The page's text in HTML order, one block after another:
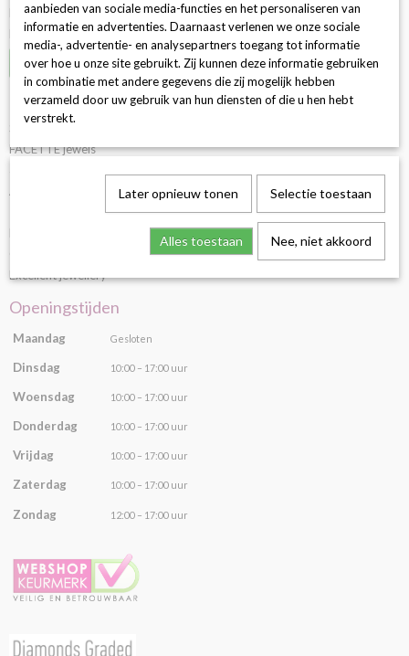
Privacy & cookies
Disclaimer
Herroeping
Categorieën
Sieraden
FACETTE jewels
Afspraak maken
Excellent jewellery
Openingstijden
Maandag Gesloten
Dinsdag 10:00 – 17:00 uur
Woensdag 10:00 – 17:00 uur
Donderdag 10:00 – 17:00 uur
Vrijdag 10:00 – 17:00 uur
Zaterdag 10:00 – 17:00 uur
Zondag 12:00 – 17:00 uur
aanbieden van sociale media-functies en het personaliseren van
informatie en advertenties. Daarnaast verlenen we onze sociale
media-, advertentie- en analysepartners toegang tot informatie
over hoe u onze site gebruikt. Zij kunnen deze informatie gebruiken
in combinatie met andere gegevens die zij mogelijk hebben
verzameld door uw gebruik van hun diensten of die u hen hebt
verstrekt.
Later opnieuw tonen Selectie toestaan
Alles toestaan Nee, niet akkoord